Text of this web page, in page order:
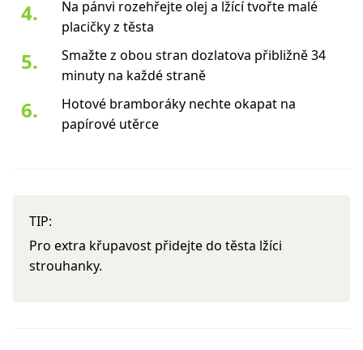
Na pánvi rozehřejte olej a lžící tvořte malé
placičky z těsta
Smažte z obou stran dozlatova přibližně 34
minuty na každé straně
Hotové bramboráky nechte okapat na
papírové utěrce
TIP:
Pro extra křupavost přidejte do těsta lžíci
strouhanky.